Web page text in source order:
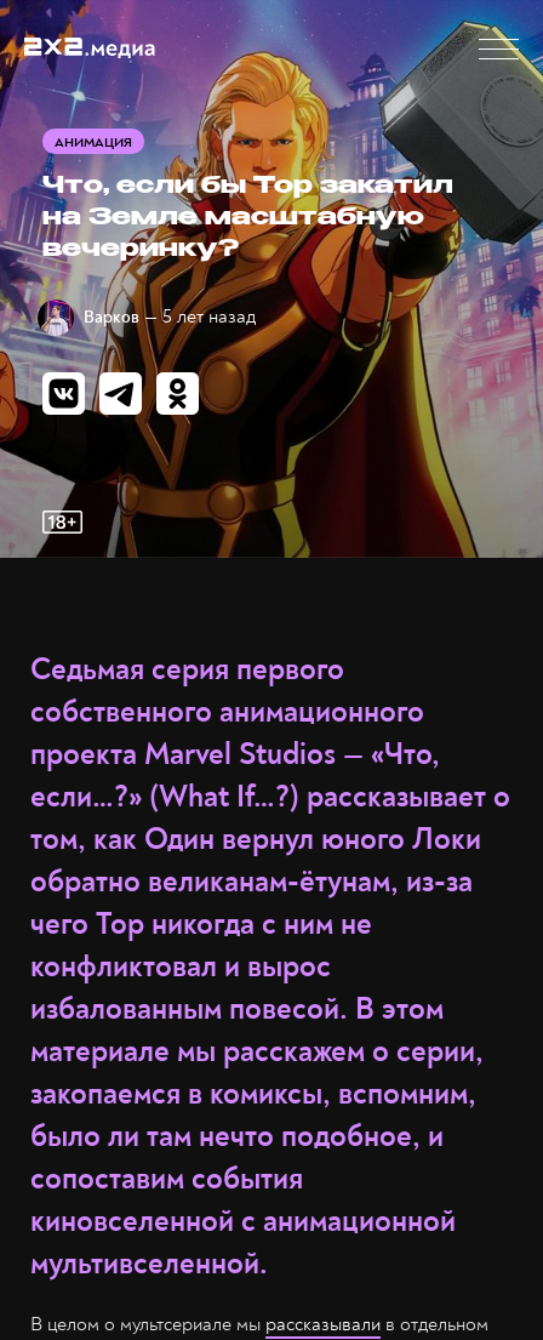
АНИМАЦИЯ
Что, если бы Тор закатил
на Земле масштабную
вечеринку?
Варков — 5 лет назад
Седьмая серия первого
собственного анимационного
проекта Marvel Studios — «Что,
если…?» (What If…?) рассказывает о
том, как Один вернул юного Локи
обратно великанам-ётунам, из-за
чего Тор никогда с ним не
конфликтовал и вырос
избалованным повесой. В этом
материале мы расскажем о серии,
закопаемся в комиксы, вспомним,
было ли там нечто подобное, и
сопоставим события
киновселенной с анимационной
мультивселенной.
В целом о мультсериале мы рассказывали в отдельном